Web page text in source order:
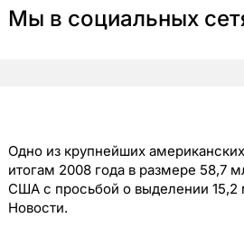
Мы в социальных
Одно из крупнейших
итогам 2008 года в размере 58,7
США с просьбой о выделении
Новости.